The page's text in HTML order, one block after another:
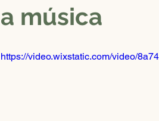
a música
https://video.wixstatic.com/video/